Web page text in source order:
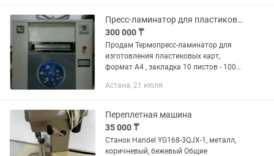
Пресс-ламинатор для пластиковых карт, термопресс
300 000 ₸
Продам Термопресс-ламинатор для
изготовления пластиковых карт,
формат А4 , закладка 10 листов - 100
! Приобретался за 2500 у.е. Рабочий,
Астана, 21 июля
Переплетная машина
35 000 ₸
Станок Handel YG168-3QJX-1, металл,
коричневый, бежевый Общие